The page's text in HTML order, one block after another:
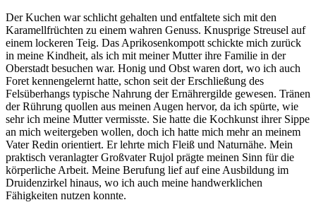
Der Kuchen war schlicht gehalten und entfaltete sich mit den
Karamellfrüchten zu einem wahren Genuss. Knusprige Streusel auf
einem lockeren Teig. Das Aprikosenkompott schickte mich zurück
in meine Kindheit, als ich mit meiner Mutter ihre Familie in der
Oberstadt besuchen war. Honig und Obst waren dort, wo ich auch
Foret kennengelernt hatte, schon seit der Erschließung des
Felsüberhangs typische Nahrung der Ernährergilde gewesen. Tränen
der Rührung quollen aus meinen Augen hervor, da ich spürte, wie
sehr ich meine Mutter vermisste. Sie hatte die Kochkunst ihrer Sippe
an mich weitergeben wollen, doch ich hatte mich mehr an meinem
Vater Redin orientiert. Er lehrte mich Fleiß und Naturnähe. Mein
praktisch veranlagter Großvater Rujol prägte meinen Sinn für die
körperliche Arbeit. Meine Berufung lief auf eine Ausbildung im
Druidenzirkel hinaus, wo ich auch meine handwerklichen
Fähigkeiten nutzen konnte.